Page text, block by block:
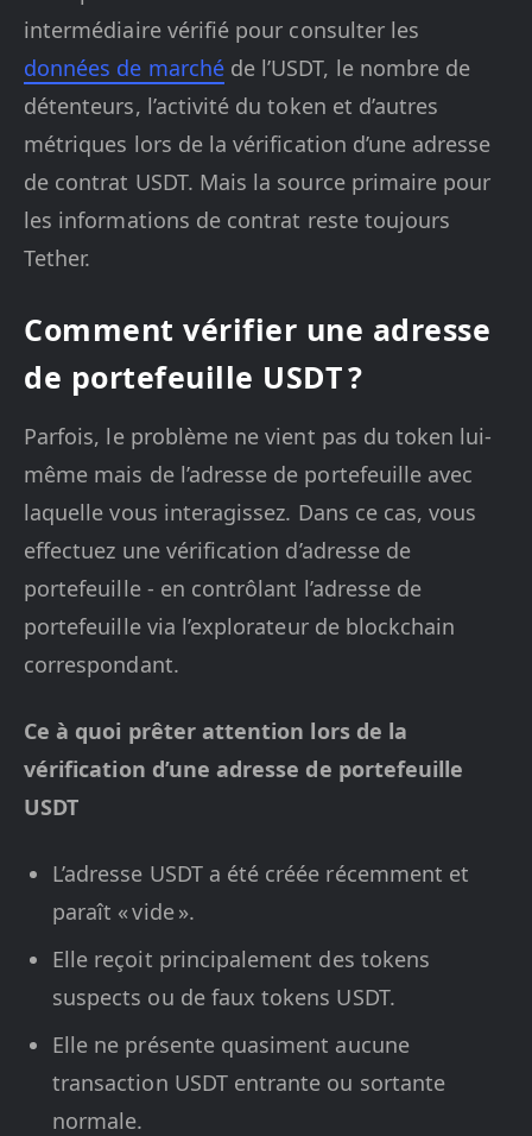
intermédiaire vérifié pour consulter les
données de marchéde l’USDT, le nombre de
détenteurs, l’activité du token et d’autres
métriques lors de la vérification d’une adresse
de contrat USDT. Mais la source primaire pour
les informations de contrat reste toujours
Tether.
Comment vérifier une adresse
de portefeuille USDT ?
Parfois, le problème ne vient pas du token lui-
même mais de l’adresse de portefeuille avec
laquelle vous interagissez. Dans ce cas, vous
effectuez une vérification d’adresse de
portefeuille - en contrôlant l’adresse de
portefeuille via l’explorateur de blockchain
correspondant.
Ce à quoi prêter attention lors de la
vérification d’une adresse de portefeuille
USDT
L’adresse USDT a été créée récemment et
paraît « vide ».
Elle reçoit principalement des tokens
suspects ou de faux tokens USDT.
Elle ne présente quasiment aucune
transaction USDT entrante ou sortante
normale.